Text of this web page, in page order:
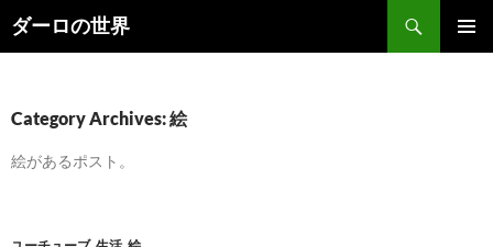
Skip
to
ダーロの世界
Search
Category Archives: 絵
絵があるポスト。